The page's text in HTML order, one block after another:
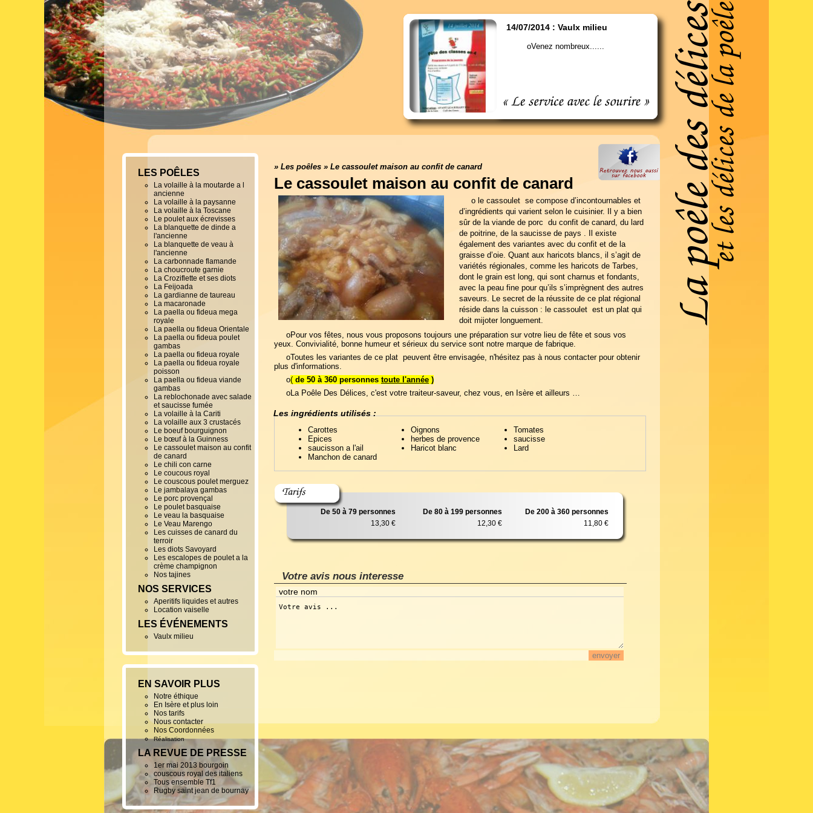
14/07/2014 : Vaulx milieu
oVenez nombreux......
» Les poêles » Le cassoulet maison au confit de canard
Le cassoulet maison au confit de canard
o le cassoulet se compose d’incontournables et
d’ingrédients qui varient selon le cuisinier. Il y a bien
sûr de la viande de porc du confit de canard, du lard
de poitrine, de la saucisse de pays . Il existe
également des variantes avec du confit et de la
graisse d’oie. Quant aux haricots blancs, il s’agit de
variétés régionales, comme les haricots de Tarbes,
dont le grain est long, qui sont charnus et fondants,
avec la peau fine pour qu’ils s’imprègnent des autres
saveurs. Le secret de la réussite de ce plat régional
réside dans la cuisson : le cassoulet est un plat qui
doit mijoter longuement.
oPour vos fêtes, nous vous proposons toujours une préparation sur votre lieu de fête et sous vos
yeux. Convivialité, bonne humeur et sérieux du service sont notre marque de fabrique.
oToutes les variantes de ce plat peuvent être envisagée, n'hésitez pas à nous contacter pour obtenir
plus d'informations.
o( de 50 à 360 personnes toute l'année )
oLa Poêle Des Délices, c'est votre traiteur-saveur, chez vous, en Isère et ailleurs …
Les ingrédients utilisés :
Carottes Oignons
Tomates
Epices
herbes de provence
saucisse
saucisson a l'ail
Haricot blanc
Lard
Manchon de canard
De 50 à 79 personnes De 80 à 199 personnes
De 200 à 360 personnes
13,30 €
12,30 € 11,80 €
Votre avis nous interesse
LES POÊLES
La volaille à la moutarde a l
ancienne
La volaille à la paysanne
La volaille à la Toscane
Le poulet aux écrevisses
La blanquette de dinde a
l'ancienne
La blanquette de veau à
l'ancienne
La carbonnade flamande
La choucroute garnie
La Croziflette et ses diots
La Feijoada
La gardianne de taureau
La macaronade
La paella ou fideua mega
royale
La paella ou fideua Orientale
La paella ou fideua poulet
gambas
La paella ou fideua royale
La paella ou fideua royale
poisson
La paella ou fideua viande
gambas
La reblochonade avec salade
et saucisse fumée
La volaille à la Cariti
La volaille aux 3 crustacés
Le boeuf bourguignon
Le bœuf à la Guinness
Le cassoulet maison au confit
de canard
Le chili con carne
Le coucous royal
Le couscous poulet merguez
Le jambalaya gambas
Le porc provençal
Le poulet basquaise
Le veau la basquaise
Le Veau Marengo
Les cuisses de canard du
terroir
Les diots Savoyard
Les escalopes de poulet a la
crème champignon
Nos tajines
NOS SERVICES
Aperitifs liquides et autres
Location vaiselle
LES ÉVÉNEMENTS
Vaulx milieu
EN SAVOIR PLUS
Notre éthique
En Isère et plus loin
Nos tarifs
Nous contacter
Nos Coordonnées
Réalisation
LA REVUE DE PRESSE
1er mai 2013 bourgoin
couscous royal des italiens
Tous ensemble Tf1
Rugby saint jean de bournay